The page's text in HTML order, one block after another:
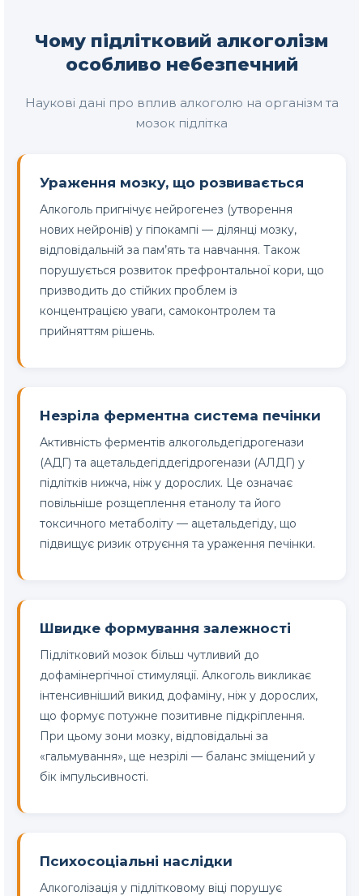
Чому підлітковий алкоголізм
особливо небезпечний
Наукові дані про вплив алкоголю на організм та
мозок підлітка
Ураження мозку, що розвивається
Алкоголь пригнічує нейрогенез (утворення
нових нейронів) у гіпокампі — ділянці мозку,
відповідальній за пам’ять та навчання. Також
порушується розвиток префронтальної кори, що
призводить до стійких проблем із
концентрацією уваги, самоконтролем та
прийняттям рішень.
Незріла ферментна система печінки
Активність ферментів алкогольдегідрогенази
(АДГ) та ацетальдегіддегідрогенази (АЛДГ) у
підлітків нижча, ніж у дорослих. Це означає
повільніше розщеплення етанолу та його
токсичного метаболіту — ацетальдегіду, що
підвищує ризик отруєння та ураження печінки.
Швидке формування залежності
Підлітковий мозок більш чутливий до
дофамінергічної стимуляції. Алкоголь викликає
інтенсивніший викид дофаміну, ніж у дорослих,
що формує потужне позитивне підкріплення.
При цьому зони мозку, відповідальні за
«гальмування», ще незрілі — баланс зміщений у
бік імпульсивності.
Психосоціальні наслідки
Алкоголізація у підлітковому віці порушує